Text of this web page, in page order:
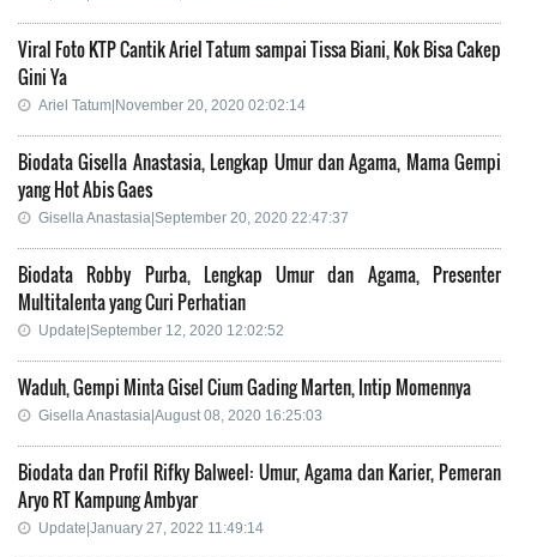
Viral Foto KTP Cantik Ariel Tatum sampai Tissa Biani, Kok Bisa Cakep
Gini Ya
Ariel Tatum|November 20, 2020 02:02:14
Biodata Gisella Anastasia, Lengkap Umur dan Agama, Mama Gempi
yang Hot Abis Gaes
Gisella Anastasia|September 20, 2020 22:47:37
Biodata Robby Purba, Lengkap Umur dan Agama, Presenter
Multitalenta yang Curi Perhatian
Update|September 12, 2020 12:02:52
Waduh, Gempi Minta Gisel Cium Gading Marten, Intip Momennya
Gisella Anastasia|August 08, 2020 16:25:03
Biodata dan Profil Rifky Balweel: Umur, Agama dan Karier, Pemeran
Aryo RT Kampung Ambyar
Update|January 27, 2022 11:49:14